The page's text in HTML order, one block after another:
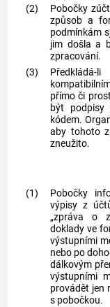
(2)
Pobočky
způsob a
podmínkám
jim došla a
zpracování.
(3)
přímo či
být podpisy
kódem.
aby tohoto
zneužito.
(1)
Pobočky
výpisy z
„zpráva o
doklady ve
výstupními
nebo po
dálkovým
výstupními
provádět jen
s pobočkou.